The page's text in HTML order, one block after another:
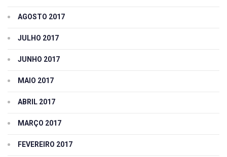
AGOSTO 2017
JULHO 2017
JUNHO 2017
MAIO 2017
ABRIL 2017
MARÇO 2017
FEVEREIRO 2017